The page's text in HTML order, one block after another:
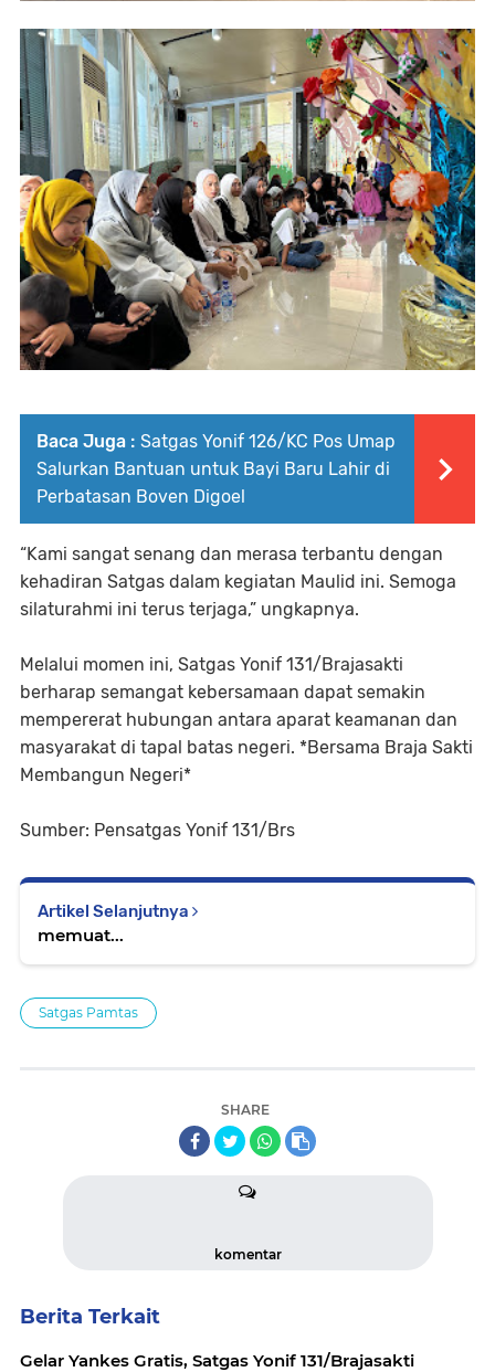
Baca Juga : Satgas Yonif 126/KC Pos Umap
Salurkan Bantuan untuk Bayi Baru Lahir di
Perbatasan Boven Digoel
“Kami sangat senang dan merasa terbantu dengan
kehadiran Satgas dalam kegiatan Maulid ini. Semoga
silaturahmi ini terus terjaga,” ungkapnya.
Melalui momen ini, Satgas Yonif 131/Brajasakti
berharap semangat kebersamaan dapat semakin
mempererat hubungan antara aparat keamanan dan
masyarakat di tapal batas negeri. *Bersama Braja Sakti
Membangun Negeri*
Sumber: Pensatgas Yonif 131/Brs
Artikel Selanjutnya
memuat...
Satgas Pamtas
SHARE
komentar
Berita Terkait
Gelar Yankes Gratis, Satgas Yonif 131/Brajasakti